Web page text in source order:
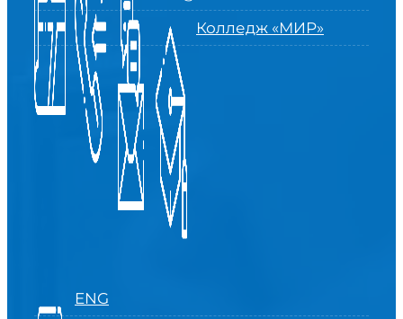
Колледж «МИР»
ENG